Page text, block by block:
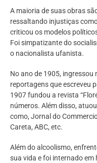
A maioria de suas obras
ressaltando injustiças
criticou os modelos
Foi simpatizante do
o nacionalista ufanista.
No ano de 1905, ingressou
reportagens que escreveu
1907 fundou a revista
números. Além disso,
como, Jornal do
Careta, ABC, etc.
Além do alcoolismo,
sua vida e foi internado em